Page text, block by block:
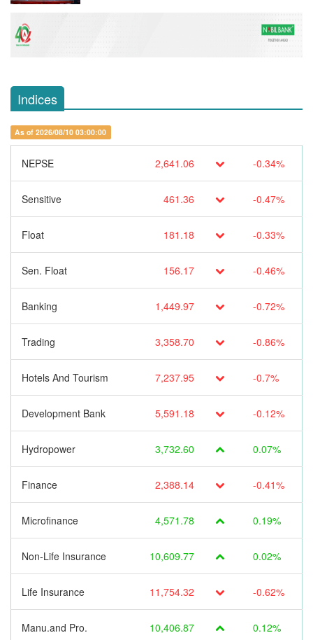
Indices
As of 2026/08/10 03:00:00
NEPSE 2,641.06 -0.34%
Sensitive 461.36 -0.47%
Float 181.18 -0.33%
Sen. Float 156.17 -0.46%
Banking 1,449.97 -0.72%
Trading 3,358.70 -0.86%
Hotels And Tourism 7,237.95 -0.7%
Development Bank 5,591.18 -0.12%
Hydropower 3,732.60 0.07%
Finance 2,388.14 -0.41%
Microfinance 4,571.78 0.19%
Non-Life Insurance 10,609.77 0.02%
Life Insurance 11,754.32 -0.62%
Manu.and Pro. 10,406.87 0.12%